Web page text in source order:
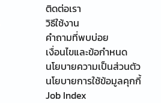
ติดต่อเรา
วิธีใช้งาน
คำถามที่พบบ่อย
เงื่อนไขและข้อกำหนด
นโยบายความเป็นส่วนตัว
นโยบายการใช้ข้อมูลคุกกี้
Job Index